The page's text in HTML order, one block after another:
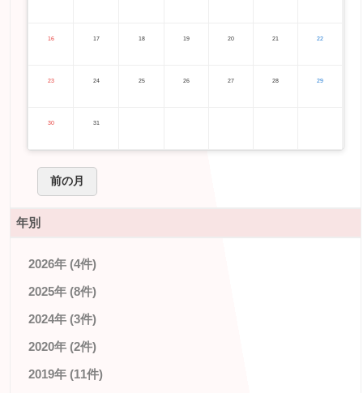
16 17 18 19 20 21 22
23 24 25 26 27 28 29
30 31
前の月
年別
2026年 (4件)
2025年 (8件)
2024年 (3件)
2020年 (2件)
2019年 (11件)